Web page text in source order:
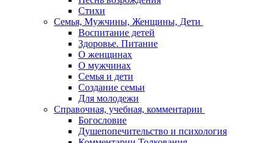
Стихи
Семья, Мужчины, Женщины, Дети
Воспитание детей
Здоровье. Питание
О женщинах
О мужчинах
Семья и дети
Создание семьи
Для молодежи
Справочная, учебная, комментарии
Богословие
Душепопечительство и психология